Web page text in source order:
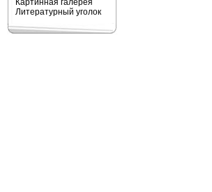
Картинная галерея
Литературный уголок